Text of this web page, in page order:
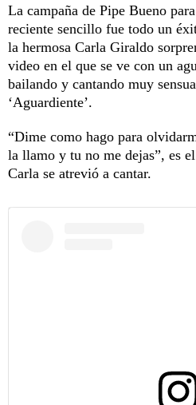
La campaña de Pipe Bueno
reciente sencillo fue todo un
la hermosa Carla Giraldo
video en el que se ve con un
bailando y cantando muy
‘Aguardiente’.
“Dime como hago para
la llamo y tu no me dejas”, es
Carla se atrevió a cantar.